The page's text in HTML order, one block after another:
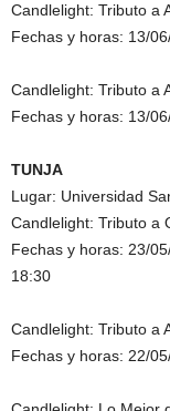
Candlelight: Tributo a
Fechas y horas: 13/
Candlelight: Tributo a
Fechas y horas: 13/
TUNJA
Lugar: Universidad
Candlelight: Tributo a
Fechas y horas: 23/
18:30
Candlelight: Tributo a
Fechas y horas: 22/